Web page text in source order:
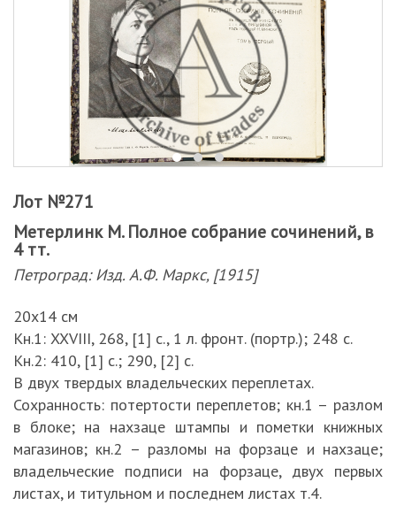
Лот №271
Метерлинк М. Полное собрание сочинений, в
4 тт.
Петроград: Изд. А.Ф. Маркс, [1915]
20х14 см
Кн.1: XXVIII, 268, [1] с., 1 л. фронт. (портр.); 248 с.
Кн.2: 410, [1] с.; 290, [2] с.
В двух твердых владельческих переплетах.
Сохранность: потертости переплетов; кн.1 – разлом
в блоке; на нахзаце штампы и пометки книжных
магазинов; кн.2 – разломы на форзаце и нахзаце;
владельческие подписи на форзаце, двух первых
листах, и титульном и последнем листах т.4.